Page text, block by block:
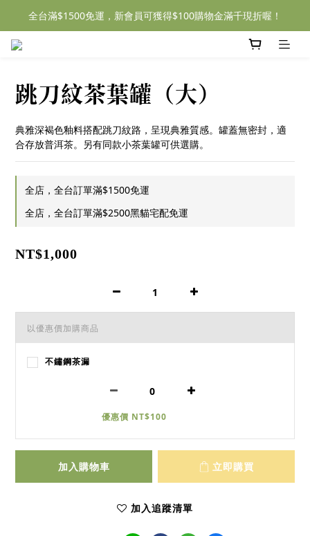
全台滿$1500免運，新會員可獲得$100購物金滿千現折喔！
跳刀紋茶葉罐（大）
典雅深褐色釉料搭配跳刀紋路，呈現典雅質感。罐蓋無密封，適
合存放普洱茶。另有同款小茶葉罐可供選購。
全店，全台訂單滿$1500免運
全店，全台訂單滿$2500黑貓宅配免運
NT$1,000
以優惠價加購商品
不鏽鋼茶漏
優惠價 NT$100
加入購物車 立即購買
加入追蹤清單